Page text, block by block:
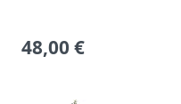
48,00 €